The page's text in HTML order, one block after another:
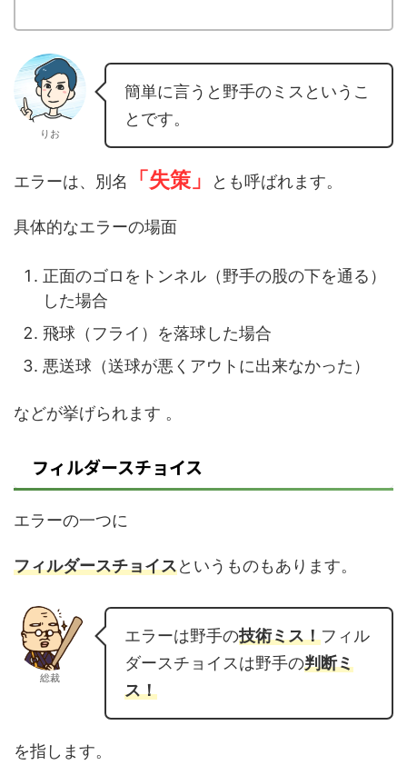
りお
簡単に言うと野手のミスというこ
とです。
エラーは、別名 「失策」 とも呼ばれます。
具体的なエラーの場面
正面のゴロをトンネル（野手の股の下を通る）
した場合
飛球（フライ）を落球した場合
悪送球（送球が悪くアウトに出来なかった）
などが挙げられます 。
フィルダースチョイス
エラーの一つに
フィルダースチョイスというものもあります。
総裁
エラーは野手の技術ミス！フィル
ダースチョイスは野手の判断ミ
ス！
を指します。